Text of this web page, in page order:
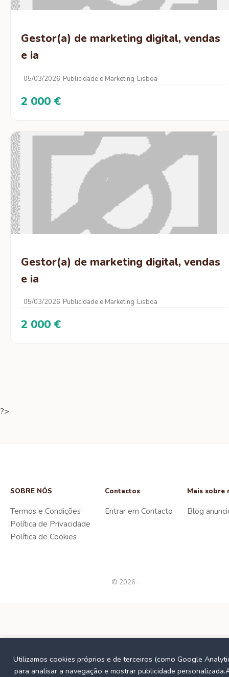
Gestor(a) de marketing digital, vendas
e ia
05/03/2026 Publicidade e Marketing Lisboa
2 000 €
Gestor(a) de marketing digital, vendas
e ia
05/03/2026 Publicidade e Marketing Lisboa
2 000 €
?>
SOBRE NÓS
Termos e Condições
Política de Privacidade
Política de Cookies
Contactos
Entrar em Contacto
Mais sobre
Blog
© 2026 .
Utilizamos cookies próprios e de terceiros (como Google
para analisar a navegação e mostrar publicidade